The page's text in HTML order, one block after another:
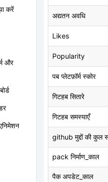
करें
और
अद्यतन अवधि
Likes
Popularity
पब प्लेटफ़ॉर्म स्कोर
गिटहब सितारे
गिटहब समस्याएँ
github मुद्दों की कुल
pack निर्माण_काल
पैक अपडेट_काल